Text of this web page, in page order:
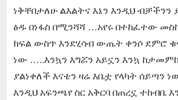
ነቅቸበታለሁ ልእልትና እኔን እንዲህ
ፅዱ በነፋስ በሚንሻሻ …አየሩ በተከፈተው
ክፍል ውስጥ እንደሂሳብ ውጤት ቀንሶ ደምሮ
ነው …..እንኳን እግሯን አይኗን እንኳ
ያልነቀለች እናቴን ዛሬ እቤቷ የላካት ሰይጣን
እንዲህ አፍንጫየ ስር አቅርባ በጠረኗ ተከብቤ